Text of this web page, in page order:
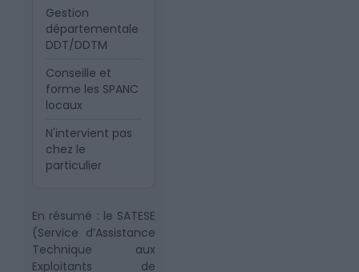
Gestion
départementale
DDT/DDTM
Conseille et
forme les SPANC
locaux
N'intervient pas
chez le
particulier
En résumé : le SATESE
(Service d’Assistance
Technique aux
Exploitants de